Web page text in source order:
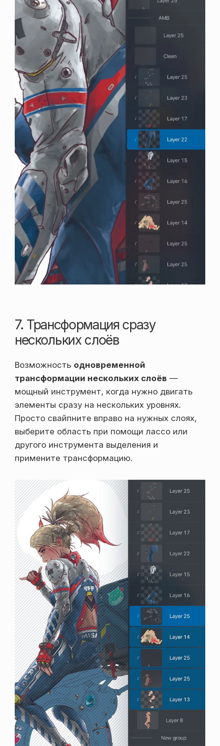
7. Трансформация сразу
нескольких слоёв
Возможность одновременной
трансформации нескольких слоёв —
мощный инструмент, когда нужно двигать
элементы сразу на нескольких уровнях.
Просто свайпните вправо на нужных слоях,
выберите область при помощи лассо или
другого инструмента выделения и
примените трансформацию.